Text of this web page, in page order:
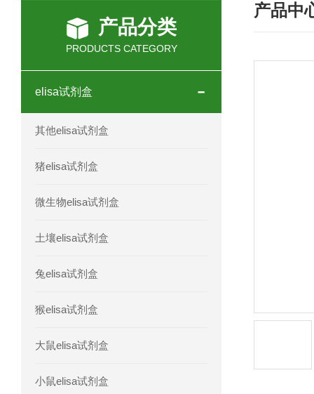
人全式钴氨素2(HTSB2)elisa试剂盒现
人鞘脂(SPH)elisa试剂盒现货速发
人蓝氏贾第虫(GL)elisa试剂盒厂家直销
产品分类
PRODUCTS CATEGORY
elisa试剂盒
其他elisa试剂盒
猪elisa试剂盒
微生物elisa试剂盒
土壤elisa试剂盒
兔elisa试剂盒
猴elisa试剂盒
大鼠elisa试剂盒
小鼠elisa试剂盒
产品中